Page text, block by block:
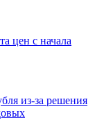
цен с начала
из-за решения